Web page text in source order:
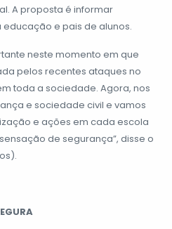
A proposta é informar
e pais de alunos.
neste momento em que
pelos recentes ataques no
toda a sociedade. Agora, nos
e sociedade civil e vamos
e ações em cada escola
de segurança”, disse o